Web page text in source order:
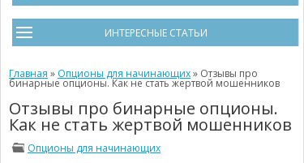
Брокеры
Видео
Инструменты
Новости и Аналитика
Общая информация
Определения
ИНТЕРЕСНЫЕ СТАТЬИ
Черный список брокеров
Ошибки в бинарном трейдинге
Психологии трейдинга
Главная » Опционы для начинающих» Отзывы про
бинарные опционы. Как не стать жертвой мошенников
Отзывы про бинарные опционы.
Как не стать жертвой мошенников
Опционы для начинающих